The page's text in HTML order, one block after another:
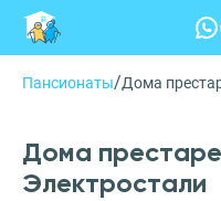
Пансионаты/Дома
Дома
Электростали